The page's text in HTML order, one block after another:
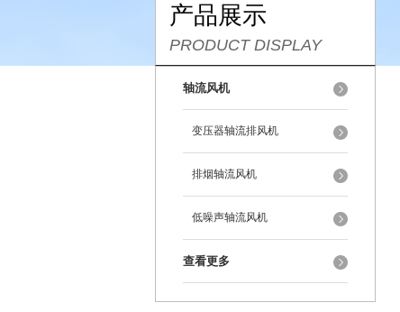
产品展示
PRODUCT DISPLAY
轴流风机
变压器轴流排风机
排烟轴流风机
低噪声轴流风机
查看更多